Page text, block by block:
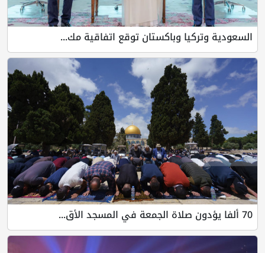
السعودية وتركيا وباكستان توقع اتفاقية مك...
70 ألفا يؤدون صلاة الجمعة في المسجد الأق...